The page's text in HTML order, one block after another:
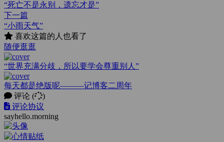
“死亡不是永别，遗忘才是”
下一篇
“小雨天气”
喜欢这篇的人也看了
随便逛逛
“世界充满分歧，所以要学会尊重别人”
每天都是绝版呢———记博客二周年
评论 (
)
评论协议
sayhello.morning